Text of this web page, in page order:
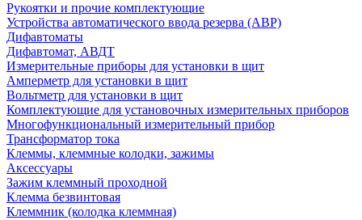
Рукоятки и прочие комплектующие
Устройства автоматического ввода резерва (АВР)
Дифавтоматы
Дифавтомат, АВДТ
Измерительные приборы для установки в щит
Амперметр для установки в щит
Вольтметр для установки в щит
Комплектующие для установочных измерительных приборов
Многофункциональный измерительный прибор
Трансформатор тока
Клеммы, клеммные колодки, зажимы
Аксессуары
Зажим клеммный проходной
Клемма безвинтовая
Клеммник (колодка клеммная)